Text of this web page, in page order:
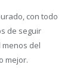
con todo
de seguir
del
mejor.